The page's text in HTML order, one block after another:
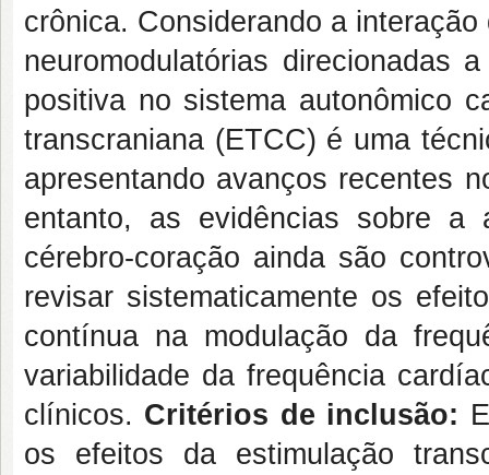
crônica. Considerando a
neuromodulatórias direcionadas
positiva no sistema autonômico
transcraniana (ETCC) é uma
apresentando avanços recentes
entanto, as evidências sobre a
cérebro-coração ainda são
revisar sistematicamente os
contínua na modulação da
variabilidade da frequência
clínicos. Critérios de inclusão:
os efeitos da estimulação